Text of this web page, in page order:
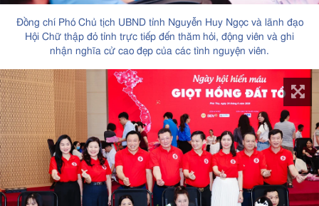
Đồng chí Phó Chủ tịch UBND tỉnh Nguyễn Huy Ngọc và lãnh đạo
Hội Chữ thập đỏ tỉnh trực tiếp đến thăm hỏi, động viên và ghi
nhận nghĩa cử cao đẹp của các tình nguyện viên.